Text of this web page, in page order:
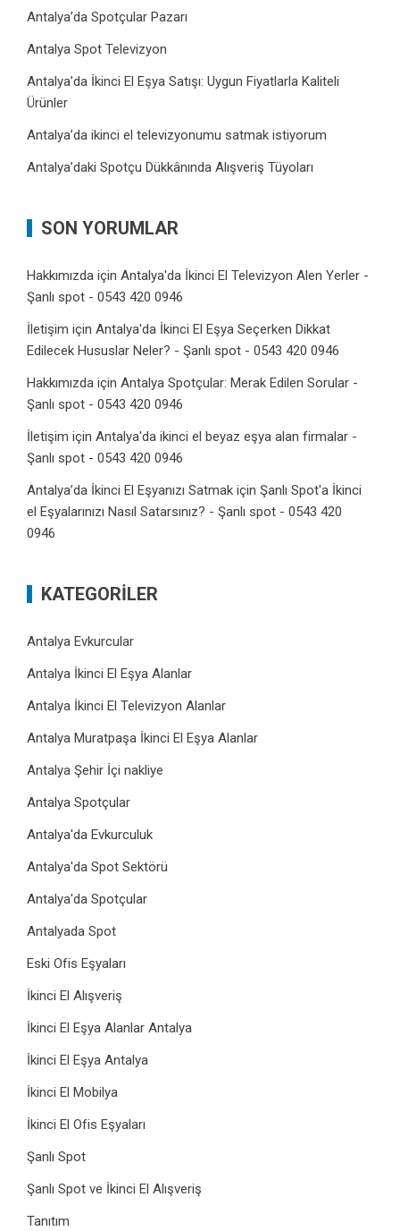
Antalya’da Spotçular Pazarı
Antalya Spot Televizyon
Antalya’da İkinci El Eşya Satışı: Uygun Fiyatlarla Kaliteli
Ürünler
Antalya’da ikinci el televizyonumu satmak istiyorum
Antalya’daki Spotçu Dükkânında Alışveriş Tüyoları
SON YORUMLAR
Hakkımızda için Antalya'da İkinci El Televizyon Alen Yerler -
Şanlı spot - 0543 420 0946
İletişim için Antalya'da İkinci El Eşya Seçerken Dikkat
Edilecek Hususlar Neler? - Şanlı spot - 0543 420 0946
Hakkımızda için Antalya Spotçular: Merak Edilen Sorular -
Şanlı spot - 0543 420 0946
İletişim için Antalya'da ikinci el beyaz eşya alan firmalar -
Şanlı spot - 0543 420 0946
Antalya’da İkinci El Eşyanızı Satmak için Şanlı Spot'a İkinci
el Eşyalarınızı Nasıl Satarsınız? - Şanlı spot - 0543 420
0946
KATEGORILER
Antalya Evkurcular
Antalya İkinci El Eşya Alanlar
Antalya İkinci El Televizyon Alanlar
Antalya Muratpaşa İkinci El Eşya Alanlar
Antalya Şehir İçi nakliye
Antalya Spotçular
Antalya'da Evkurculuk
Antalya'da Spot Sektörü
Antalya'da Spotçular
Antalyada Spot
Eski Ofis Eşyaları
İkinci El Alışveriş
İkinci El Eşya Alanlar Antalya
İkinci El Eşya Antalya
İkinci El Mobilya
İkinci El Ofis Eşyaları
Şanlı Spot
Şanlı Spot ve İkinci El Alışveriş
Tanıtım